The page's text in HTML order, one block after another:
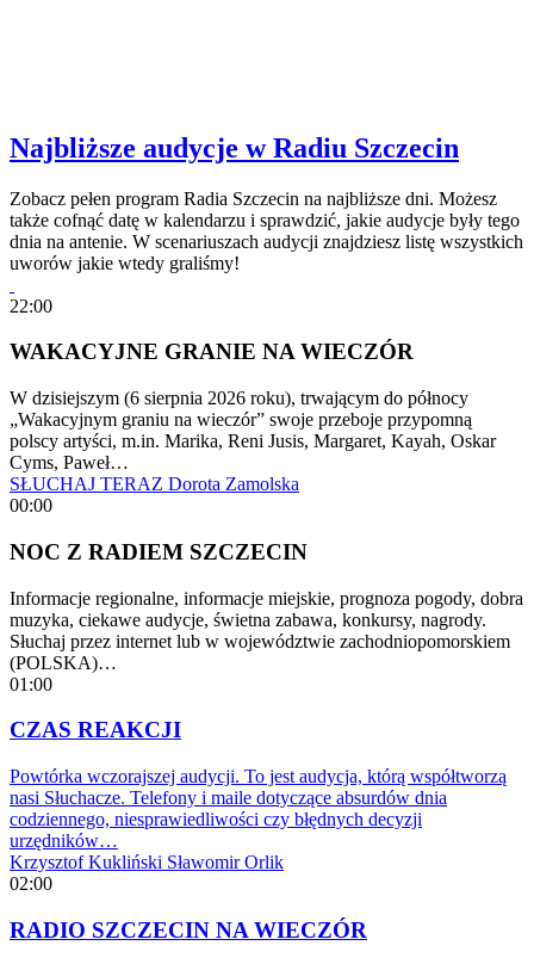
Najbliższe audycje w Radiu Szczecin
Zobacz pełen program Radia Szczecin na najbliższe dni. Możesz
także cofnąć datę w kalendarzu i sprawdzić, jakie audycje były tego
dnia na antenie. W scenariuszach audycji znajdziesz listę wszystkich
uworów jakie wtedy graliśmy!
22:00
WAKACYJNE GRANIE NA WIECZÓR
W dzisiejszym (6 sierpnia 2026 roku), trwającym do północy
„Wakacyjnym graniu na wieczór” swoje przeboje przypomną
polscy artyści, m.in. Marika, Reni Jusis, Margaret, Kayah, Oskar
Cyms, Paweł…
SŁUCHAJ TERAZ Dorota Zamolska
00:00
NOC Z RADIEM SZCZECIN
Informacje regionalne, informacje miejskie, prognoza pogody, dobra
muzyka, ciekawe audycje, świetna zabawa, konkursy, nagrody.
Słuchaj przez internet lub w województwie zachodniopomorskiem
(POLSKA)…
01:00
CZAS REAKCJI
Powtórka wczorajszej audycji. To jest audycja, którą współtworzą
nasi Słuchacze. Telefony i maile dotyczące absurdów dnia
codziennego, niesprawiedliwości czy błędnych decyzji
urzędników…
Krzysztof Kukliński Sławomir Orlik
02:00
RADIO SZCZECIN NA WIECZÓR